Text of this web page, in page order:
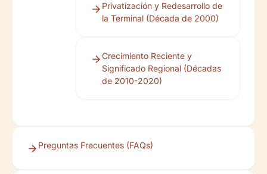
Privatización y Redesarrollo de
la Terminal (Década de 2000)
Crecimiento Reciente y
Significado Regional (Décadas
de 2010-2020)
Preguntas Frecuentes (FAQs)